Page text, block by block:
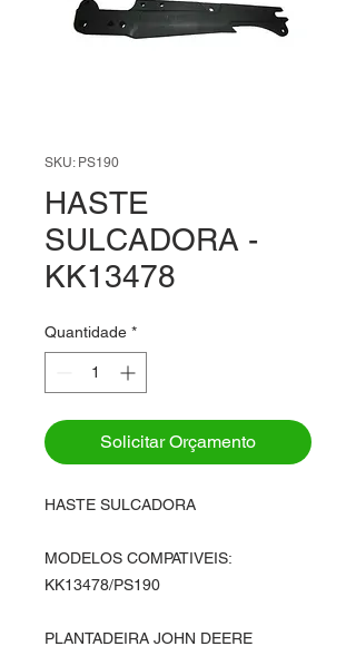
SKU: PS190
HASTE
SULCADORA -
KK13478
Quantidade *
Solicitar Orçamento
HASTE SULCADORA
MODELOS COMPATIVEIS:
KK13478/PS190
PLANTADEIRA JOHN DEERE